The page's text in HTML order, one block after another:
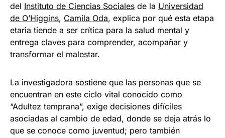
del Instituto de Ciencias Sociales de la Universidad
de O’Higgins, Camila Oda, explica por qué esta etapa
etaria tiende a ser crítica para la salud mental y
entrega claves para comprender, acompañar y
transformar el malestar.
La investigadora sostiene que las personas que se
encuentran en este ciclo vital conocido como
“Adultez temprana”, exige decisiones difíciles
asociadas al cambio de edad, donde se deja atrás lo
que se conoce como juventud; pero también